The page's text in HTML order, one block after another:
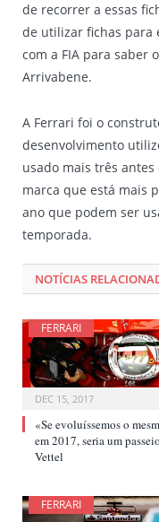
de recorrer a essas
de utilizar fichas para
com a FIA para saber
Arrivabene.
A Ferrari foi o
desenvolvimento
usado mais três antes
marca que está mais
ano que podem ser
temporada.
NOTÍCIAS
FERRARI
DEC 15, 2017
«Se evoluíssemos o
em 2017, seria um
Vettel
FERRARI